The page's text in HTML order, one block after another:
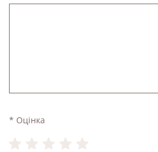
* Оцінка